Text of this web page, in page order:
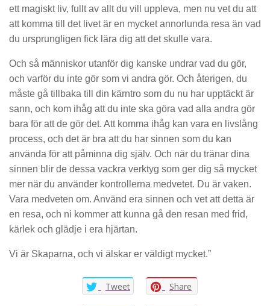
ett magiskt liv, fullt av allt du vill uppleva, men nu vet du att
att komma till det livet är en mycket annorlunda resa än vad
du ursprungligen fick lära dig att det skulle vara.
Och så människor utanför dig kanske undrar vad du gör,
och varför du inte gör som vi andra gör. Och återigen, du
måste gå tillbaka till din kärntro som du nu har upptäckt är
sann, och kom ihåg att du inte ska göra vad alla andra gör
bara för att de gör det. Att komma ihåg kan vara en livslång
process, och det är bra att du har sinnen som du kan
använda för att påminna dig själv. Och när du tränar dina
sinnen blir de dessa vackra verktyg som ger dig så mycket
mer när du använder kontrollerna medvetet. Du är vaken.
Vara medveten om. Använd era sinnen och vet att detta är
en resa, och ni kommer att kunna gå den resan med frid,
kärlek och glädje i era hjärtan.
Vi är Skaparna, och vi älskar er väldigt mycket.”
Tweet Share